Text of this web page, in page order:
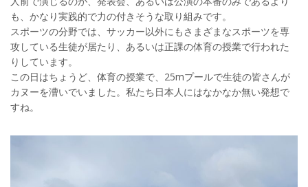
も、かなり実践的で力の付きそうな取り組みです。
スポーツの分野では、サッカー以外にもさまざまなスポーツを専
攻している生徒が居たり、あるいは正課の体育の授業で行われた
りしています。
この日はちょうど、体育の授業で、25mプールで生徒の皆さんが
カヌーを漕いでいました。私たち日本人にはなかなか無い発想で
すね。